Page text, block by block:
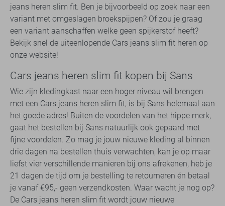
jeans heren slim fit. Ben je bijvoorbeeld op zoek naar een
variant met omgeslagen broekspijpen? Of zou je graag
een variant aanschaffen welke geen spijkerstof heeft?
Bekijk snel de uiteenlopende Cars jeans slim fit heren op
onze website!
Cars jeans heren slim fit kopen bij Sans
Wie zijn kledingkast naar een hoger niveau wil brengen
met een Cars jeans heren slim fit, is bij Sans helemaal aan
het goede adres! Buiten de voordelen van het hippe merk,
gaat het bestellen bij Sans natuurlijk ook gepaard met
fijne voordelen. Zo mag je jouw nieuwe kleding al binnen
drie dagen na bestellen thuis verwachten, kan je op maar
liefst vier verschillende manieren bij ons afrekenen, heb je
21 dagen de tijd om je bestelling te retourneren én betaal
je vanaf €95,- geen verzendkosten. Waar wacht je nog op?
De Cars jeans heren slim fit wordt jouw nieuwe